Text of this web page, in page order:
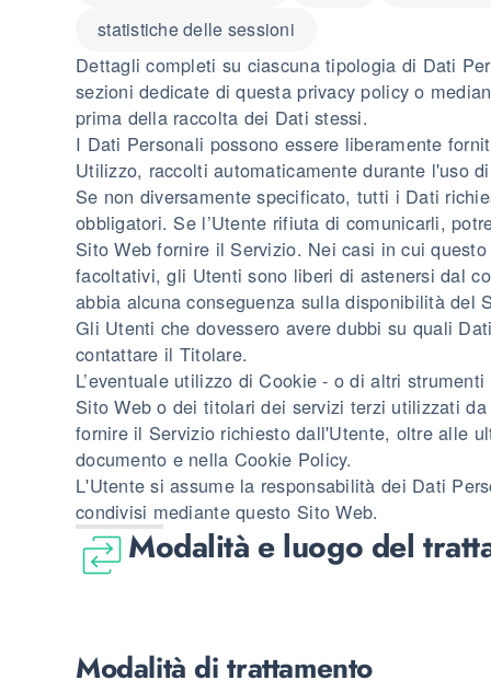
statistiche delle sessioni
Dettagli completi su ciascuna tipologia di Dati
sezioni dedicate di questa privacy policy o
prima della raccolta dei Dati stessi.
I Dati Personali possono essere liberamente
Utilizzo, raccolti automaticamente durante l'uso
Se non diversamente specificato, tutti i Dati
obbligatori. Se l’Utente rifiuta di comunicarli,
Sito Web fornire il Servizio. Nei casi in cui
facoltativi, gli Utenti sono liberi di astenersi dal
abbia alcuna conseguenza sulla disponibilità del
Gli Utenti che dovessero avere dubbi su quali
contattare il Titolare.
L’eventuale utilizzo di Cookie - o di altri
Sito Web o dei titolari dei servizi terzi utilizzati
fornire il Servizio richiesto dall'Utente, oltre alle
documento e nella Cookie Policy.
L'Utente si assume la responsabilità dei Dati
condivisi mediante questo Sito Web.
Modalità e luogo del
Modalità di trattamento